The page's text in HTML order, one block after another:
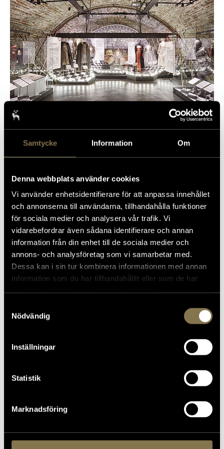
Samtycke Information Om
Denna webbplats använder cookies
Vi använder enhetsidentifierare för att anpassa innehållet
och annonserna till användarna, tillhandahålla funktioner
för sociala medier och analysera vår trafik. Vi
vidarebefordrar även sådana identifierare och annan
information från din enhet till de sociala medier och
annons- och analysföretag som vi samarbetar med.
Dessa kan i sin tur kombinera informationen med annan
information som du har tillhandahållit eller som de har
Nödvändig
Inställningar
Statistik
Marknadsföring
2022-03-10
Årets museum 2015 –
Livrustkammaren en av tre
Originalupplösning
2022-03-10
maskeradbalen
Den 16 mars 1792 blev kungen skjuten på